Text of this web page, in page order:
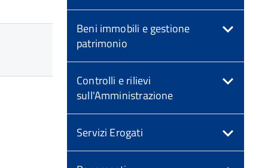
Beni immobili e gestione
patrimonio
Controlli e rilievi
sull'Amministrazione
Servizi Erogati